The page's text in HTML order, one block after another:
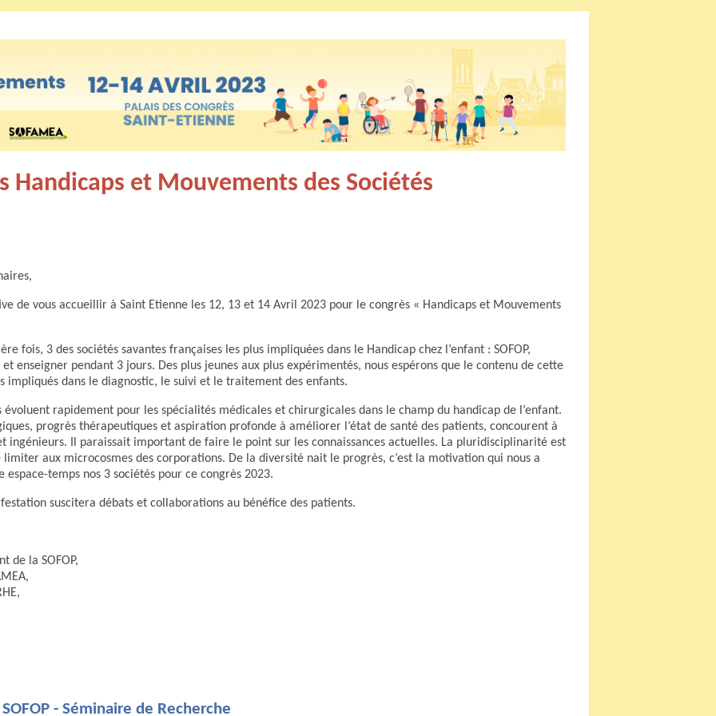
Handicaps et Mouvements des Sociétés
de vous accueillir à Saint Etienne les 12, 13 et 14 Avril 2023 pour le congrès « Handicaps et Mouvements
fois, 3 des sociétés savantes françaises les plus impliquées dans le Handicap chez l’enfant : SOFOP,
et enseigner pendant 3 jours. Des plus jeunes aux plus expérimentés, nous espérons que le contenu de cette
impliqués dans le diagnostic, le suivi et le traitement des enfants.
rapidement pour les spécialités médicales et chirurgicales dans le champ du handicap de l’enfant.
progrès thérapeutiques et aspiration profonde à améliorer l’état de santé des patients, concourent à
ingénieurs. Il paraissait important de faire le point sur les connaissances actuelles. La pluridisciplinarité est
aux microcosmes des corporations. De la diversité nait le progrès, c’est la motivation qui nous a
temps nos 3 sociétés pour ce congrès 2023.
suscitera débats et collaborations au bénéfice des patients.
de la SOFOP,
- Séminaire de Recherche